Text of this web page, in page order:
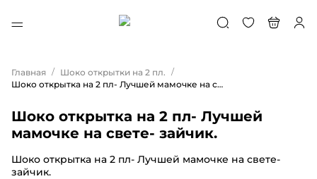
Главная / Шоко открытки на 2 пл. /
Шоко открытка на 2 пл- Лучшей мамочке на свете- зайчик.
Шоко открытка на 2 пл- Лучшей
мамочке на свете- зайчик.
Шоко открытка на 2 пл- Лучшей мамочке на свете-
зайчик.